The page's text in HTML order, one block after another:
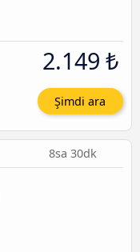
2.149 ₺
Şimdi ara
8sa 30dk